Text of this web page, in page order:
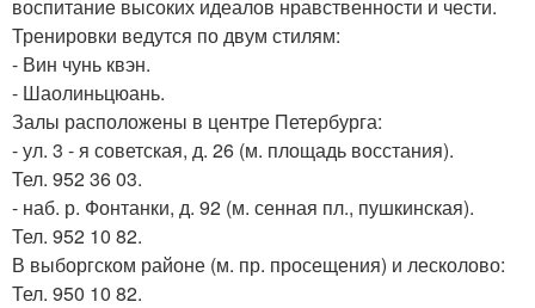
воспитание высоких идеалов нравственности и чести.
Тренировки ведутся по двум стилям:
- Вин чунь квэн.
- Шаолиньцюань.
Залы расположены в центре Петербурга:
- ул. 3 - я советская, д. 26 (м. площадь восстания).
Тел. 952 36 03.
- наб. р. Фонтанки, д. 92 (м. сенная пл., пушкинская).
Тел. 952 10 82.
В выборгском районе (м. пр. просещения) и лесколово:
Тел. 950 10 82.